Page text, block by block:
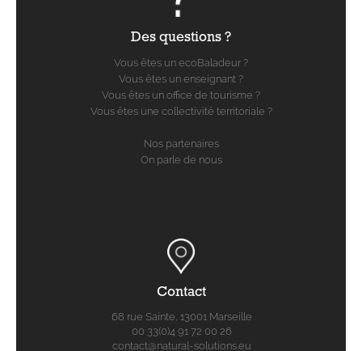
Des questions ?
Vous êtes un ecoBaladeur ?
Vous êtes un enseignant ?
Vous êtes un office de tourisme ?
Vous êtes une collectivité territoriale ?
Nos partenaires
On parle de nous
Contact
68 rue Sainte, 13001 Marseille
00 33(0)4 91 72 00 26
contact@natural-solutions.eu